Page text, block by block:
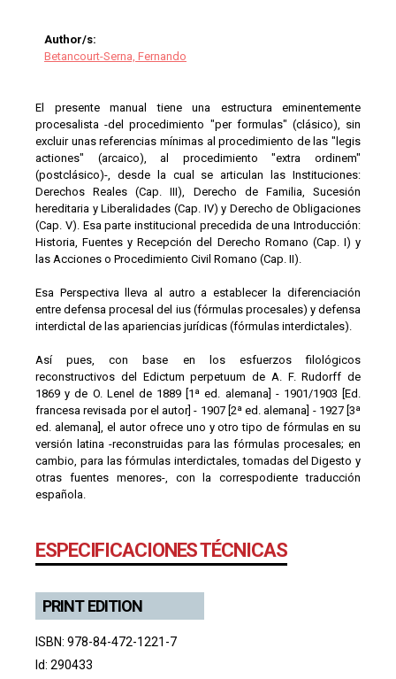
Author/s:
Betancourt-Serna, Fernando
El presente manual tiene una estructura eminentemente
procesalista -del procedimiento "per formulas" (clásico), sin
excluir unas referencias mínimas al procedimiento de las "legis
actiones" (arcaico), al procedimiento "extra ordinem"
(postclásico)-, desde la cual se articulan las Instituciones:
Derechos Reales (Cap. III), Derecho de Familia, Sucesión
hereditaria y Liberalidades (Cap. IV) y Derecho de Obligaciones
(Cap. V). Esa parte institucional precedida de una Introducción:
Historia, Fuentes y Recepción del Derecho Romano (Cap. I) y
las Acciones o Procedimiento Civil Romano (Cap. II).
Esa Perspectiva lleva al autro a establecer la diferenciación
entre defensa procesal del ius (fórmulas procesales) y defensa
interdictal de las apariencias jurídicas (fórmulas interdictales).
Así pues, con base en los esfuerzos filológicos
reconstructivos del Edictum perpetuum de A. F. Rudorff de
1869 y de O. Lenel de 1889 [1ª ed. alemana] - 1901/1903 [Ed.
francesa revisada por el autor] - 1907 [2ª ed. alemana] - 1927 [3ª
ed. alemana], el autor ofrece uno y otro tipo de fórmulas en su
versión latina -reconstruidas para las fórmulas procesales; en
cambio, para las fórmulas interdictales, tomadas del Digesto y
otras fuentes menores-, con la correspodiente traducción
española.
ESPECIFICACIONES TÉCNICAS
PRINT EDITION
ISBN: 978-84-472-1221-7
Id: 290433